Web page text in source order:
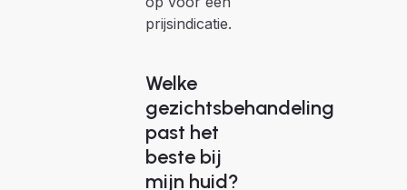
prijsindicatie.
Welke
gezichtsbehandeling
past het
beste bij
mijn huid?